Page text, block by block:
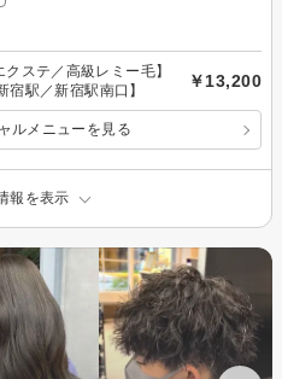
ステ／高級レミー毛】
駅／新宿駅南口】
￥13,200
ルメニューを見る
報を表示